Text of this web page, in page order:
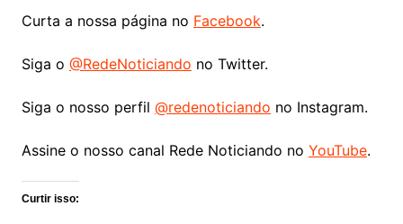
Curta a nossa página no Facebook.
Siga o @RedeNoticiando no Twitter.
Siga o nosso perfil @redenoticiando no Instagram.
Assine o nosso canal Rede Noticiando no YouTube.
Curtir isso: